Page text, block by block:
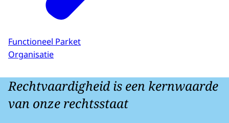
Functioneel Parket
Organisatie
Rechtvaardigheid is een kernwaarde
van onze rechtsstaat